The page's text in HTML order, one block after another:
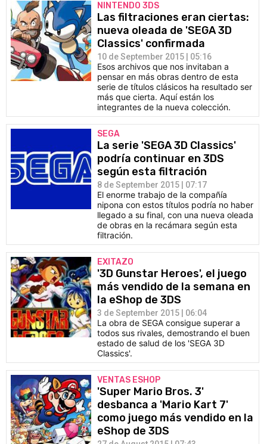
NINTENDO 3DS
Las filtraciones eran ciertas:
nueva oleada de 'SEGA 3D
Classics' confirmada
10 de September 2015 | 05:16
Esos archivos que nos invitaban a
pensar en más obras dentro de esta
serie de títulos clásicos ha resultado ser
más que cierta. Aquí están los
integrantes de la nueva colección.
SEGA
La serie 'SEGA 3D Classics'
podría continuar en 3DS
según esta filtración
8 de September 2015 | 07:17
El enorme trabajo de la compañía
nipona con estos títulos podría no haber
llegado a su final, con una nueva oleada
de obras en la recámara según esta
filtración.
EXITAZO
'3D Gunstar Heroes', el juego
más vendido de la semana en
la eShop de 3DS
3 de September 2015 | 06:04
La obra de SEGA consigue superar a
todos sus rivales, demostrando el buen
estado de salud de los 'SEGA 3D
Classics'.
VENTAS ESHOP
'Super Mario Bros. 3'
desbanca a 'Mario Kart 7'
como juego más vendido en la
eShop de 3DS